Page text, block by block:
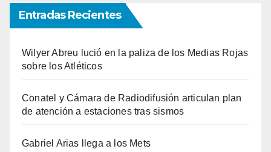
Entradas Recientes
Wilyer Abreu lució en la paliza de los Medias Rojas
sobre los Atléticos
Conatel y Cámara de Radiodifusión articulan plan
de atención a estaciones tras sismos
Gabriel Arias llega a los Mets